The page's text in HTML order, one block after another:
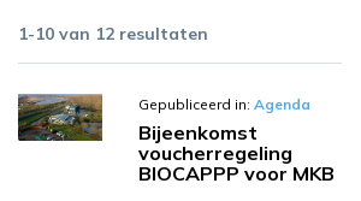
1-10 van 12 resultaten
Gepubliceerd in: Agenda
Bijeenkomst
voucherregeling
BIOCAPPP voor MKB